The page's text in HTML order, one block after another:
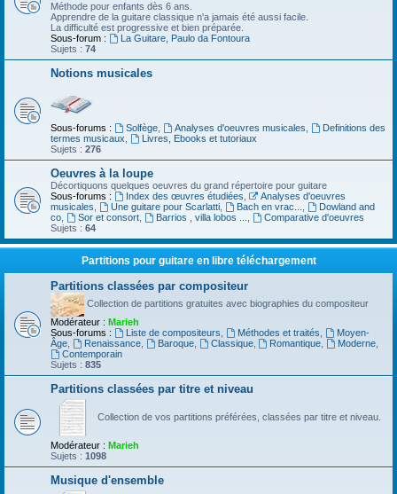
Méthode pour enfants dès 6 ans.
Apprendre de la guitare classique n'a jamais été aussi facile.
La difficulté est progressive et bien préparée.
Sous-forum :
La Guitare, Paulo da Fontoura
Sujets : 74
Notions musicales
Sous-forums : Solfège, Analyses d'oeuvres musicales
Definitions des
termes musicaux
Livres, Ebooks et tutoriaux
Sujets : 276
Oeuvres à la loupe
Décortiquons quelques oeuvres du grand répertoire pour guitare
Sous-forums :
Index des œuvres étudiées
Analyses d'oeuvres
musicales
Une guitare pour Scarlatti, Bach en vrac...
Dowland and
co
Sor et consort, Barrios , villa lobos ...
Comparative d'oeuvres
Sujets : 64
Partitions pour guitare en libre téléchargement
Partitions classées par compositeur
Collection de partitions gratuites avec biographies du compositeur
Modérateur : Marieh
Sous-forums :
Liste de compositeurs Méthodes et traités
Moyen-
Âge
Renaissance, Baroque, Classique, Romantique Moderne
Contemporain
Sujets : 835
Partitions classées par titre et niveau
Collection de vos partitions préférées, classées par titre et niveau.
Modérateur : Marieh
Sujets : 1098
Musique d'ensemble